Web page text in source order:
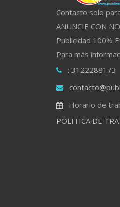
Contacto solo
ANUNCIE CON
Publicidad 100%
Para más
: 3122288173
Horario de
POLITICA DE